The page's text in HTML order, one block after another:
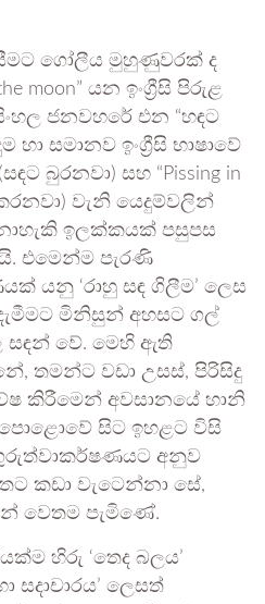
ගෝලීය මුහුණුවරක් ද
moon” යන ඉංග්‍රීසි පිරුළ
ජනවහරේ එන “හඳට
සමානව ඉංග්‍රීසි භාෂාවේ
(සඳට බුරනවා) සහ “Pissing in
කරනවා) වැනි යෙදුම්වලින්
ඉලක්කයක් පසුපස
එමෙන්ම පැරණි
යනු ‘රාහු සඳ ගිලීම’ ලෙස
මිනිසුන් අහසට ගල්
සඳන් වේ. මෙහි ඇති
තමන්ට වඩා උසස්, පිරිසිදු
කිරීමෙන් අවසානයේ හානි
සිට ඉහළට විසි
අනුව
කඩා වැටෙන්නා සේ,
වෙතම පැමිණේ.
හිරු ‘තෙද බලය’
සදාචාරය’ ලෙසත්